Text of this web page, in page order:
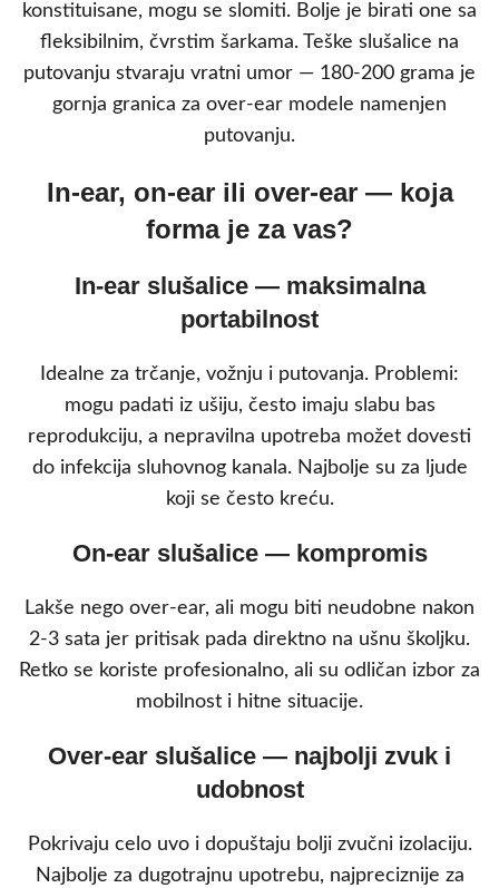
konstituisane, mogu se slomiti. Bolje je birati one sa
fleksibilnim, čvrstim šarkama. Teške slušalice na
putovanju stvaraju vratni umor — 180-200 grama je
gornja granica za over-ear modele namenjen
putovanju.
In-ear, on-ear ili over-ear — koja
forma je za vas?
In-ear slušalice — maksimalna
portabilnost
Idealne za trčanje, vožnju i putovanja. Problemi:
mogu padati iz ušiju, često imaju slabu bas
reprodukciju, a nepravilna upotreba možet dovesti
do infekcija sluhovnog kanala. Najbolje su za ljude
koji se često kreću.
On-ear slušalice — kompromis
Lakše nego over-ear, ali mogu biti neudobne nakon
2-3 sata jer pritisak pada direktno na ušnu školjku.
Retko se koriste profesionalno, ali su odličan izbor za
mobilnost i hitne situacije.
Over-ear slušalice — najbolji zvuk i
udobnost
Pokrivaju celo uvo i dopuštaju bolji zvučni izolaciju.
Najbolje za dugotrajnu upotrebu, najpreciznije za